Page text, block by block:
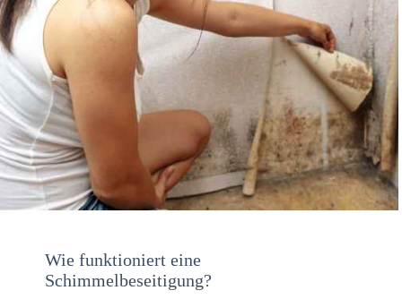
Wie funktioniert eine
Schimmelbeseitigung?